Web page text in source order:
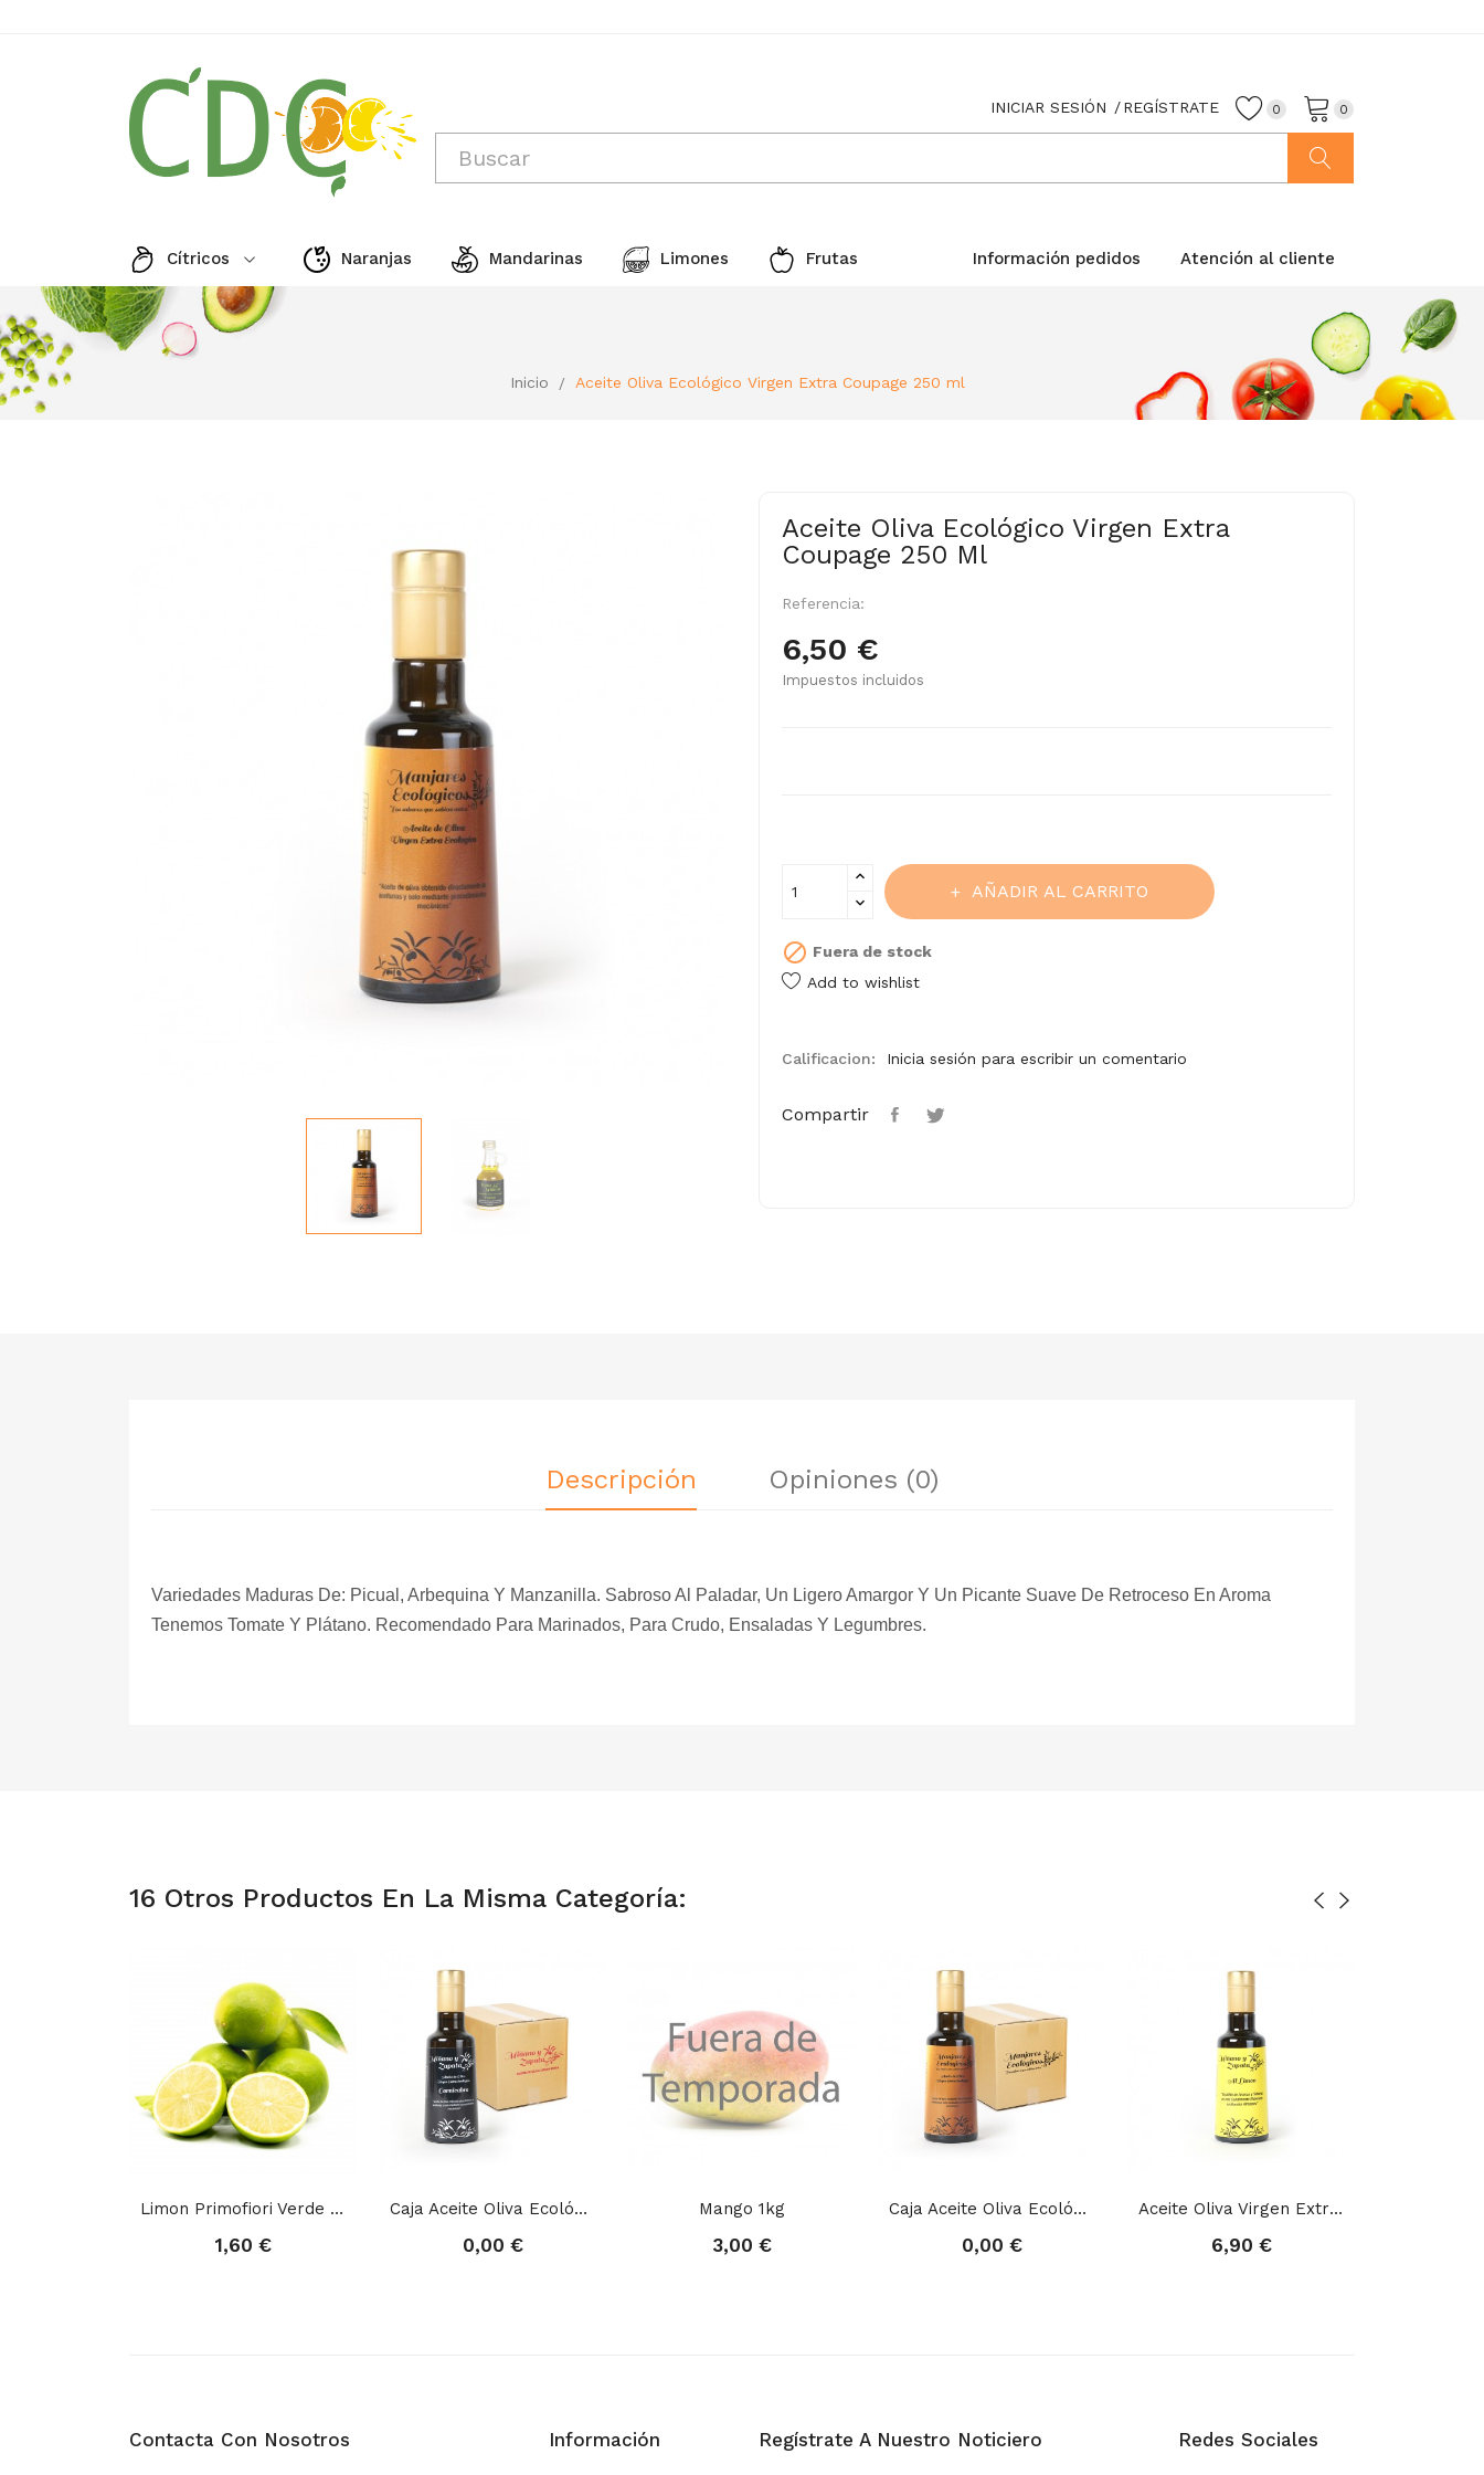
0
0
INICIAR SESIÓN REGÍSTRATE
Cítricos Naranjas Mandarinas Limones Frutas Atención al cliente
Información pedidos
Inicio Aceite Oliva Ecológico Virgen Extra Coupage 250 ml
Aceite Oliva Ecológico Virgen Extra
Coupage 250 Ml
Referencia:
6,50 €
Impuestos incluidos
AÑADIR AL CARRITO
 Fuera de stock
Add to wishlist
Calificacion: Inicia sesión para escribir un comentario
Compartir
Descripción Opiniones (0)
Variedades Maduras De: Picual, Arbequina Y Manzanilla. Sabroso Al Paladar, Un Ligero Amargor Y Un Picante Suave De Retroceso En Aroma
Tenemos Tomate Y Plátano. Recomendado Para Marinados, Para Crudo, Ensaladas Y Legumbres.
16 Otros Productos En La Misma Categoría:
Limon Primofiori Verde 1kg
1,60 €
Caja Aceite Oliva Ecológico Virgen Extra...
0,00 €
Mango 1kg
3,00 €
Caja Aceite Oliva Ecológico Virgen Extra...
0,00 €
Aceite Oliva Virgen Extra Al Limón 250 Ml
6,90 €
Contacta Con Nosotros Información Regístrate A Nuestro Noticiero Redes Sociales